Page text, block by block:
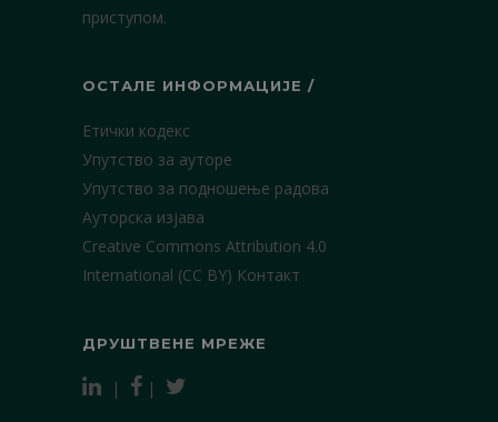
приступом.
ОСТАЛЕ ИНФОРМАЦИЈЕ /
Етички кодекс
Упутство за ауторе
Упутство за подношење радова
Ауторска изјава
Creative Commons Attribution 4.0
International (CC BY) Контакт
ДРУШТВЕНЕ МРЕЖЕ
| |